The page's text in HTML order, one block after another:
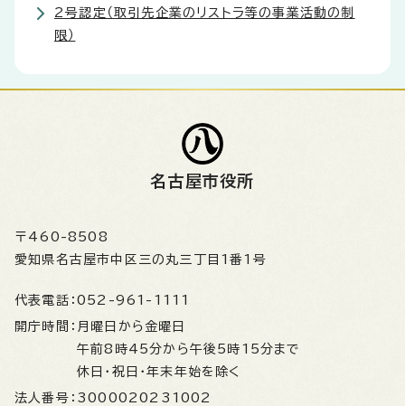
2号認定（取引先企業のリストラ等の事業活動の制
限）
名古屋市役所
〒460-8508
愛知県名古屋市中区三の丸三丁目1番1号
代表電話： 052-961-1111
開庁時間： 月曜日から金曜日
午前8時45分から午後5時15分まで
休日・祝日・年末年始を除く
法人番号： 3000020231002